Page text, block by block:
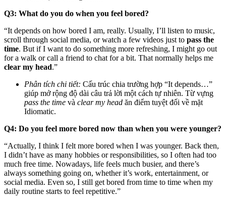
Q3: What do you do when you feel bored?
“It depends on how bored I am, really. Usually, I’ll listen to music,
scroll through social media, or watch a few videos just to pass the
time. But if I want to do something more refreshing, I might go out
for a walk or call a friend to chat for a bit. That normally helps me
clear my head.”
Phân tích chi tiết: Cấu trúc chia trường hợp “It depends…”
giúp mở rộng độ dài câu trả lời một cách tự nhiên. Từ vựng
pass the time và clear my head ăn điểm tuyệt đối về mặt
Idiomatic.
Q4: Do you feel more bored now than when you were younger?
“Actually, I think I felt more bored when I was younger. Back then,
I didn’t have as many hobbies or responsibilities, so I often had too
much free time. Nowadays, life feels much busier, and there’s
always something going on, whether it’s work, entertainment, or
social media. Even so, I still get bored from time to time when my
daily routine starts to feel repetitive.”